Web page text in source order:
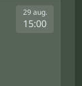
29 aug.
15:00